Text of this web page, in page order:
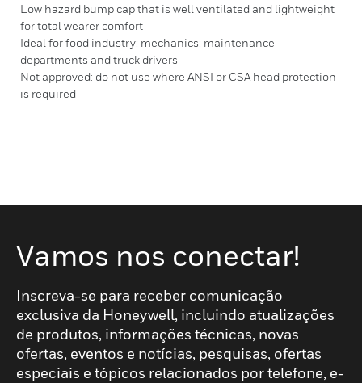
Low hazard bump cap that is well ventilated and lightweight
for total wearer comfort
Ideal for food industry: mechanics: maintenance
departments and truck drivers
Not approved: do not use where ANSI or CSA head protection
is required
Vamos nos conectar!
Inscreva-se para receber comunicação
exclusiva da Honeywell, incluindo atualizações
de produtos, informações técnicas, novas
ofertas, eventos e notícias, pesquisas, ofertas
especiais e tópicos relacionados por telefone, e-